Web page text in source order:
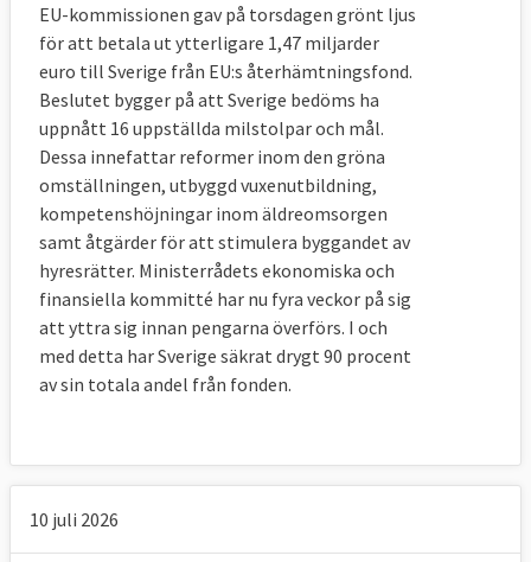
EU-kommissionen gav på torsdagen grönt ljus
för att betala ut ytterligare 1,47 miljarder
euro till Sverige från EU:s återhämtningsfond.
Beslutet bygger på att Sverige bedöms ha
uppnått 16 uppställda milstolpar och mål.
Dessa innefattar reformer inom den gröna
omställningen, utbyggd vuxenutbildning,
kompetenshöjningar inom äldreomsorgen
samt åtgärder för att stimulera byggandet av
hyresrätter. Ministerrådets ekonomiska och
finansiella kommitté har nu fyra veckor på sig
att yttra sig innan pengarna överförs. I och
med detta har Sverige säkrat drygt 90 procent
av sin totala andel från fonden.
10 juli 2026